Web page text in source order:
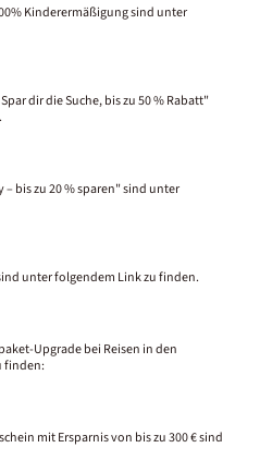
Kinderermäßigung sind unter
dir die Suche, bis zu 50 % Rabatt"
bis zu 20 % sparen" sind unter
unter folgendem Link zu finden.
Upgrade bei Reisen in den
finden:
mit Ersparnis von bis zu 300 € sind